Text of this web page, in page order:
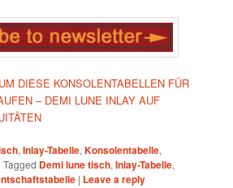
DIESE KONSOLENTABELLEN FÜR
– DEMI LUNE INLAY AUF
,Inlay-Tabelle,Konsolentabelle,
|Tagged Demi lune tisch,Inlay-Tabelle,
| Leave a reply